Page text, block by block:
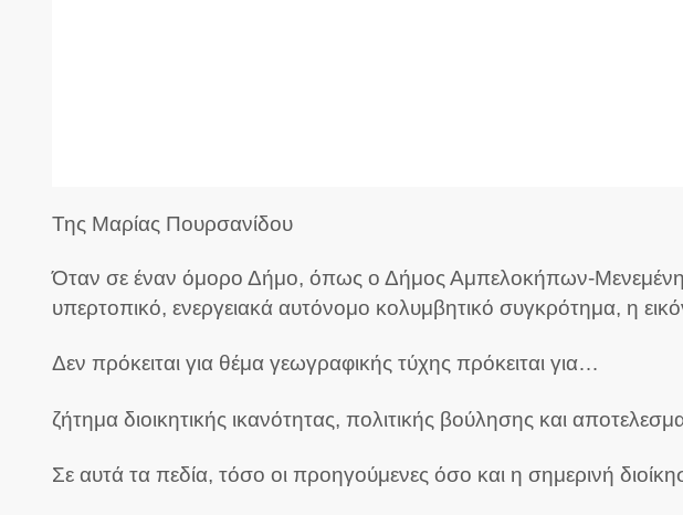
Της Μαρίας Πουρσανίδου
Όταν σε έναν όμορο Δήμο, όπως ο Δήμος Αμπελοκήπων-
υπερτοπικό, ενεργειακά αυτόνομο κολυμβητικό συγκρότημα, η
Δεν πρόκειται για θέμα γεωγραφικής τύχης πρόκειται για…
ζήτημα διοικητικής ικανότητας, πολιτικής βούλησης και
Σε αυτά τα πεδία, τόσο οι προηγούμενες όσο και η σημερινή